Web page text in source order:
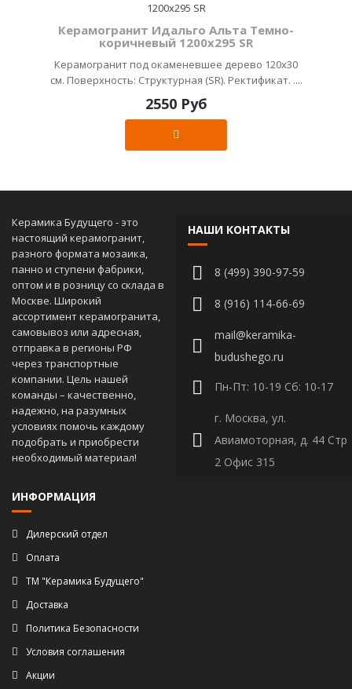
Керамогранит Идальго Альта Темно-
коричневый 1200х295 SR
Керамогранит под окаменевшее дерево 120х30
см. Поверхность: Структурная (SR). Ректификат. ....
2550 Руб
Керамика Будущего - это
настоящий керамогранит,
разного формата мозаика,
панно и ступени фабрики,
оптом и в розницу со склада в
Москве. Широкий
ассортимент керамогранита,
самовывоз или адресная,
отправка в регионы РФ
через транспортные
компании. Цель нашей
команды – качественно,
надежно, на разумных
условиях помочь каждому
подобрать и приобрести
необходимый материал!
НАШИ КОНТАКТЫ
8 (499) 390-97-59
8 (916) 114-66-69
mail@keramika-
budushego.ru
Пн-Пт: 10-19 Сб: 10-17
г. Москва, ул.
Авиамоторная, д. 44 Стр
2 Офис 315
ИНФОРМАЦИЯ
Дилерский отдел
Оплата
ТМ "Керамика Будущего"
Доставка
Политика Безопасности
Условия соглашения
Акции